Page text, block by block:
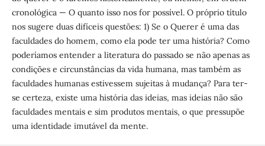
cronológica — O quanto isso nos for possível. O próprio título
nos sugere duas difíceis questões: 1) Se o Querer é uma das
faculdades do homem, como ela pode ter uma história? Como
poderíamos entender a literatura do passado se não apenas as
condições e circunstâncias da vida humana, mas também as
faculdades humanas estivessem sujeitas à mudança? Para ter-
se certeza, existe uma história das ideias, mas ideias não são
faculdades mentais e sim produtos mentais, o que pressupõe
uma identidade imutável da mente.